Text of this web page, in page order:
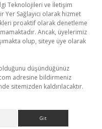
Teknolojileri ve İletişim
Yer Sağlayıcı olarak hizmet
proaktif olarak denetleme
Ancak, üyelerimiz
olup, siteye üye olarak
düşündüğünüz
adresine bildirmeniz
sitemizden kaldırılacaktır.